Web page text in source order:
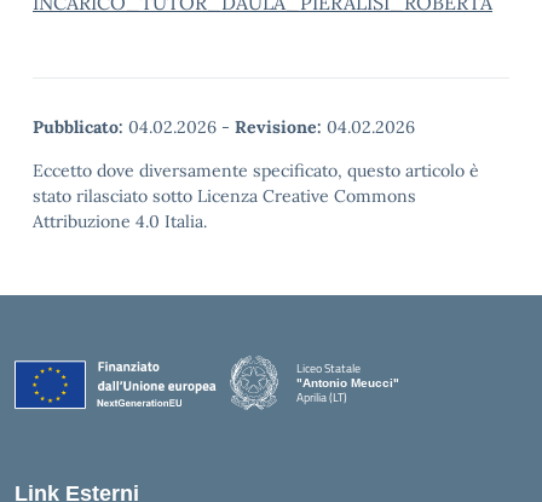
Pubblicato: 04.02.2026 - Revisione: 04.02.2026
Eccetto dove diversamente specificato, questo articolo è
stato rilasciato sotto Licenza Creative Commons
Attribuzione 4.0 Italia.
Liceo Statale
"Antonio Meucci"
Aprilia (LT)
Link Esterni